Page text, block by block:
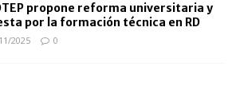
propone reforma universitaria y
por la formación técnica en RD
2025 0